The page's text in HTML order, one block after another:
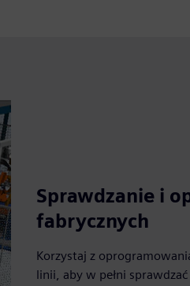
Sprawdzanie i
fabrycznych
Korzystaj z
linii, aby w pełni